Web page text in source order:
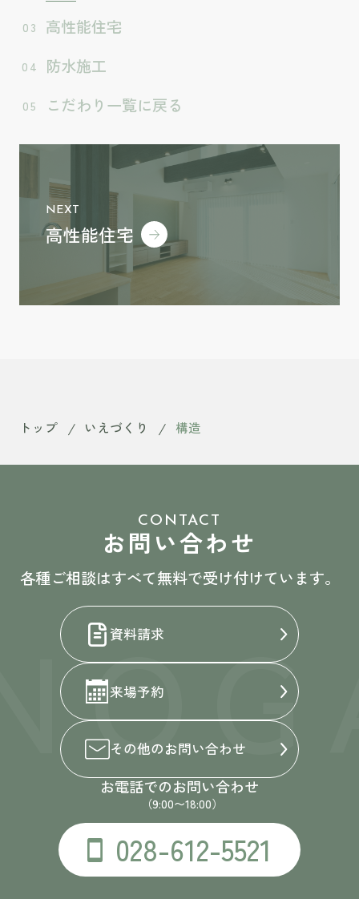
高性能住宅
防水施工
こだわり一覧に戻る
NEXT
高性能住宅
トップ いえづくり 構造
CONTACT
お問い合わせ
各種ご相談はすべて無料で受け付けています。
資料請求
来場予約
その他のお問い合わせ
お電話でのお問い合わせ
（9:00〜18:00）
028-612-5521